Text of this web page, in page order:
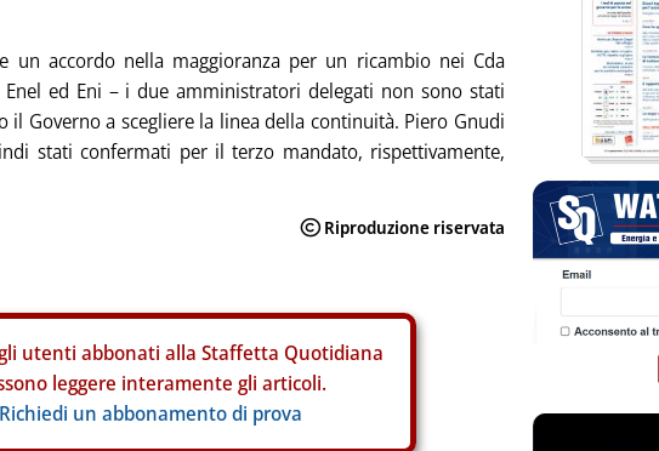
un accordo nella maggioranza per un ricambio nei Cda
ed Eni – i due amministratori delegati non sono stati
il Governo a scegliere la linea della continuità. Piero Gnudi
stati confermati per il terzo mandato, rispettivamente,
utenti abbonati alla Staffetta Quotidiana
leggere interamente gli articoli.
Richiedi un abbonamento di prova